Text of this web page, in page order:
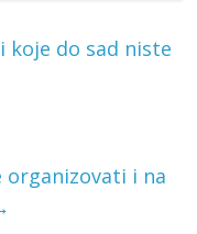
koje do sad niste
organizovati i na